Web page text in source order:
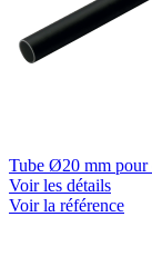
Tube Ø20 mm pour
Voir les détails
Voir la référence